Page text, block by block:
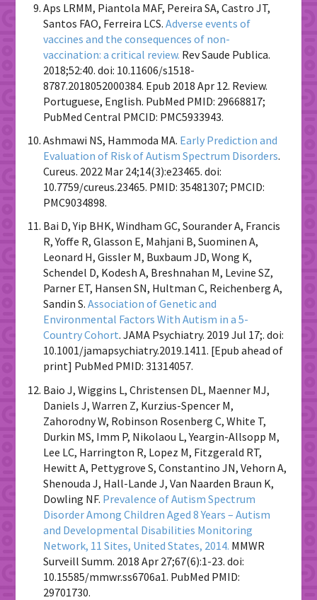
Aps LRMM, Piantola MAF, Pereira SA, Castro JT,
Santos FAO, Ferreira LCS. Adverse events of
vaccines and the consequences of non-
vaccination: a critical review. Rev Saude Publica.
2018;52:40. doi: 10.11606/s1518-
8787.2018052000384. Epub 2018 Apr 12. Review.
Portuguese, English. PubMed PMID: 29668817;
PubMed Central PMCID: PMC5933943.
Ashmawi NS, Hammoda MA. Early Prediction and
Evaluation of Risk of Autism Spectrum Disorders.
Cureus. 2022 Mar 24;14(3):e23465. doi:
10.7759/cureus.23465. PMID: 35481307; PMCID:
PMC9034898.
Bai D, Yip BHK, Windham GC, Sourander A, Francis
R, Yoffe R, Glasson E, Mahjani B, Suominen A,
Leonard H, Gissler M, Buxbaum JD, Wong K,
Schendel D, Kodesh A, Breshnahan M, Levine SZ,
Parner ET, Hansen SN, Hultman C, Reichenberg A,
Sandin S. Association of Genetic and
Environmental Factors With Autism in a 5-
Country Cohort. JAMA Psychiatry. 2019 Jul 17;. doi:
10.1001/jamapsychiatry.2019.1411. [Epub ahead of
print] PubMed PMID: 31314057.
Baio J, Wiggins L, Christensen DL, Maenner MJ,
Daniels J, Warren Z, Kurzius-Spencer M,
Zahorodny W, Robinson Rosenberg C, White T,
Durkin MS, Imm P, Nikolaou L, Yeargin-Allsopp M,
Lee LC, Harrington R, Lopez M, Fitzgerald RT,
Hewitt A, Pettygrove S, Constantino JN, Vehorn A,
Shenouda J, Hall-Lande J, Van Naarden Braun K,
Dowling NF. Prevalence of Autism Spectrum
Disorder Among Children Aged 8 Years – Autism
and Developmental Disabilities Monitoring
Network, 11 Sites, United States, 2014. MMWR
Surveill Summ. 2018 Apr 27;67(6):1-23. doi:
10.15585/mmwr.ss6706a1. PubMed PMID:
29701730.